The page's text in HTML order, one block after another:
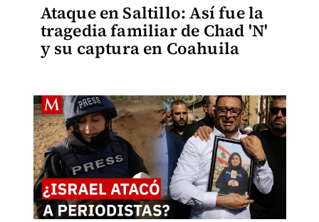
Ataque en Saltillo: Así fue la
tragedia familiar de Chad 'N'
y su captura en Coahuila